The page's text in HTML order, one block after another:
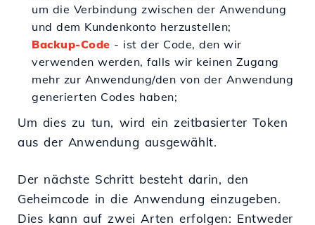
um die Verbindung zwischen der Anwendung
und dem Kundenkonto herzustellen;
Backup-Code - ist der Code, den wir
verwenden werden, falls wir keinen Zugang
mehr zur Anwendung/den von der Anwendung
generierten Codes haben;
Um dies zu tun, wird ein zeitbasierter Token
aus der Anwendung ausgewählt.
Der nächste Schritt besteht darin, den
Geheimcode in die Anwendung einzugeben.
Dies kann auf zwei Arten erfolgen: Entweder